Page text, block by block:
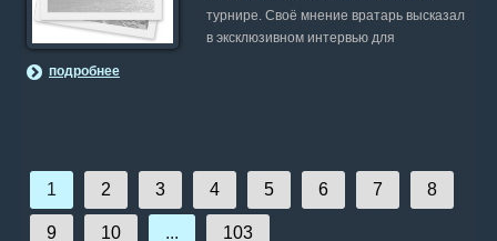
турнире. Своё мнение вратарь высказал
в эксклюзивном интервью для
подробнее
1 2 3 4 5 6 7 8
9 10 ... 103